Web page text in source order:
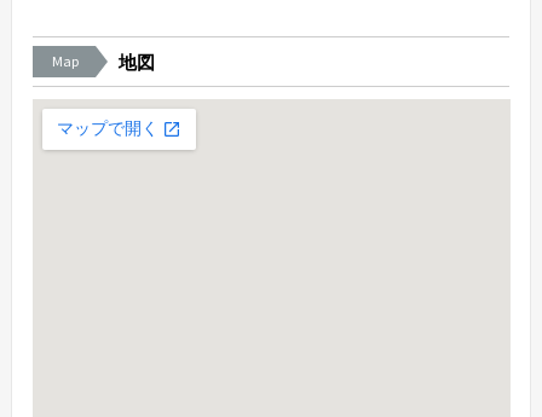
Map 地図